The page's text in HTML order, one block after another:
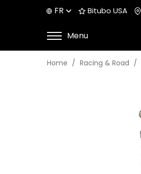
FR Bitubo USA
Menu
Home Racing & Road